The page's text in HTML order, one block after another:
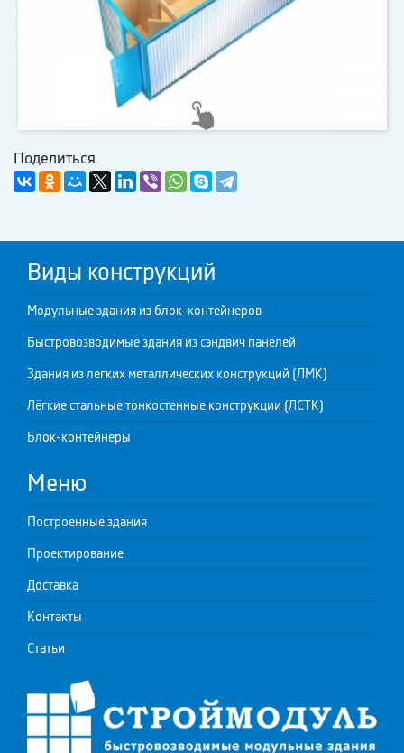
Поделиться
Виды конструкций
Модульные здания из блок-контейнеров
Быстровозводимые здания из сэндвич панелей
Здания из легких металлических конструкций (ЛМК)
Лёгкие стальные тонкостенные конструкции (ЛСТК)
Блок-контейнеры
Меню
Построенные здания
Проектирование
Доставка
Контакты
Статьи